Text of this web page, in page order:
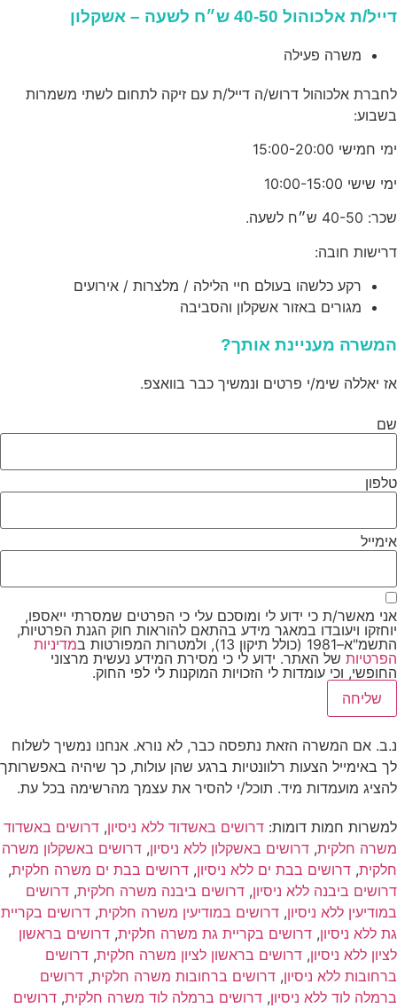
ת אלכוהול 40-50 ש״ח לשעה – אשקלון
משרה פעילה
אלכוהול דרוש/ה דייל/ת עם זיקה לתחום לשתי משמרות
חמישי 15:00-20:00
שישי 10:00-15:00
50 ש״ח לשעה.
חובה:
רקע כלשהו בעולם חיי הלילה / מלצרות / אירועים
מגורים באזור אשקלון והסביבה
מעניינת אותך?
יאללה שימ/י פרטים ונמשיך כבר בוואצפ.
מאשר/ת כי ידוע לי ומוסכם עלי כי הפרטים שמסרתי ייאספו,
ויעובדו במאגר מידע בהתאם להוראות חוק הגנת הפרטיות,
(כולל תיקון 13), ולמטרות המפורטות ב
מדיניות
של האתר. ידוע לי כי מסירת המידע נעשית מרצוני
וכי עומדות לי הזכויות המוקנות לי לפי החוק.
שליחה
אם המשרה הזאת נתפסה כבר, לא נורא. אנחנו נמשיך לשלוח
באימייל הצעות רלוונטיות ברגע שהן עולות, כך שיהיה באפשרותך
מועמדות מיד. תוכל/י להסיר את עצמך מהרשימה בכל עת.
חמות דומות: דרושים באשדוד ללא ניסיון, דרושים באשדוד
חלקית, דרושים באשקלון ללא ניסיון, דרושים באשקלון משרה
, דרושים בבת ים ללא ניסיון, דרושים בבת ים משרה חלקית,
ביבנה ללא ניסיון, דרושים ביבנה משרה חלקית, דרושים
ללא ניסיון, דרושים במודיעין משרה חלקית, דרושים בקריית
ללא ניסיון, דרושים בקריית גת משרה חלקית, דרושים בראשון
ללא ניסיון, דרושים בראשון לציון משרה חלקית, דרושים
ללא ניסיון, דרושים ברחובות משרה חלקית, דרושים
לוד ללא ניסיון, דרושים ברמלה לוד משרה חלקית, דרושים